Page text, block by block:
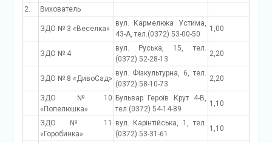
2. Вихователь
ЗДО № 3 «Веселка»
вул. Кармелюка Устима,
43-А, тел.(0372) 53-00-50
1,00
ЗДО № 4
вул. Руська, 15, тел.
(0372) 52-28-13
2,20
ЗДО № 8 «ДивоСад»
вул. Фізкультурна, 6, тел.
(0372) 58-10-73
2,20
ЗДО №10
«Попелюшка»
Бульвар Героїв Крут 4-В,
тел.(0372) 54-14-89
1,10
ЗДО № 11
«Горобинка»
вул. Карінтійська, 1, тел.
(0372) 53-31-61
1,10